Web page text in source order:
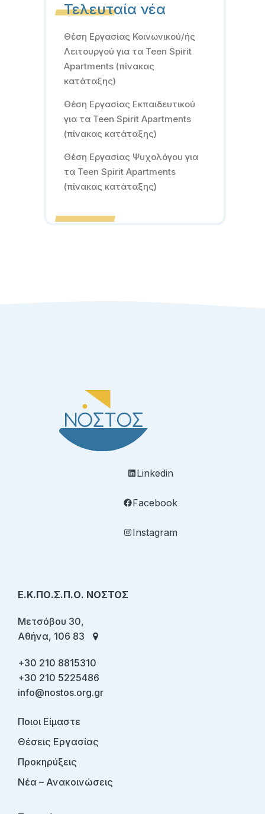
Τελευταία νέα
Θέση Εργασίας Κοινωνικού/ής
Λειτουργού για τα Teen Spirit
Apartments (πίνακας
κατάταξης)
Θέση Εργασίας Εκπαιδευτικού
για τα Teen Spirit Apartments
(πίνακας κατάταξης)
Θέση Εργασίας Ψυχολόγου για
τα Teen Spirit Apartments
(πίνακας κατάταξης)
Linkedin
Facebook
Instagram
Ε.Κ.ΠΟ.Σ.Π.Ο. ΝΟΣΤΟΣ
Μετσόβου 30,
Αθήνα, 106 83
+30 210 8815310
+30 210 5225486
info@nostos.org.gr
Ποιοι Είμαστε
Θέσεις Εργασίας
Προκηρύξεις
Νέα – Ανακοινώσεις